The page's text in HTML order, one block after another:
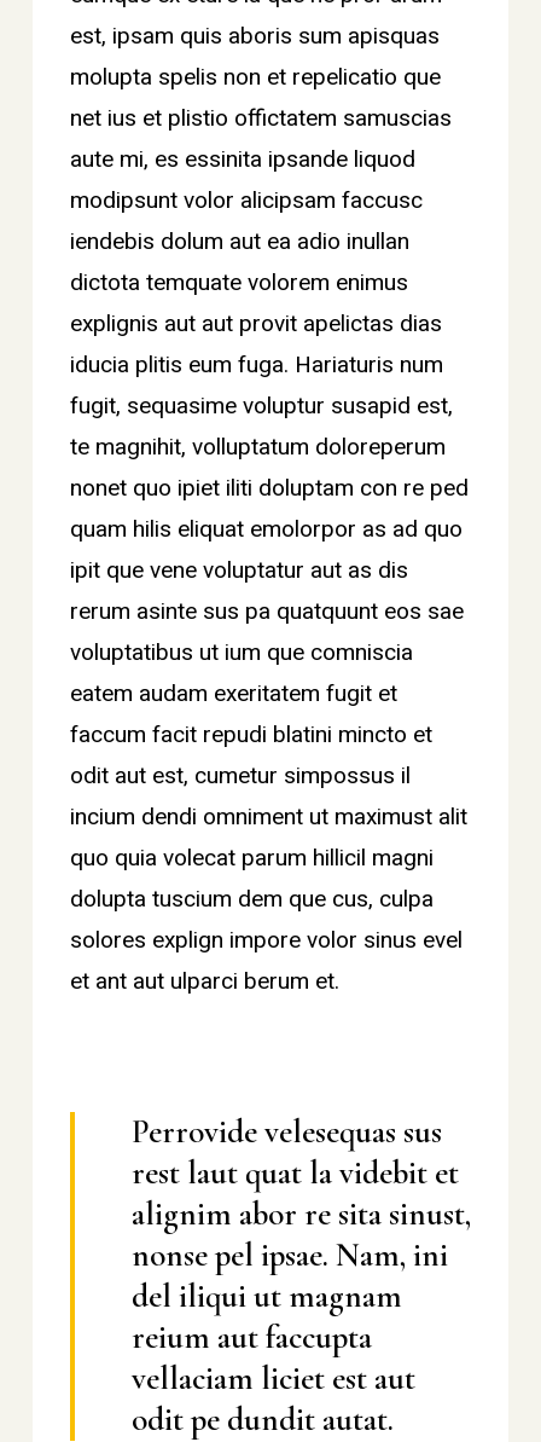
est, ipsam quis aboris sum apisquas
molupta spelis non et repelicatio que
net ius et plistio offictatem samuscias
aute mi, es essinita ipsande liquod
modipsunt volor alicipsam faccusc
iendebis dolum aut ea adio inullan
dictota temquate volorem enimus
explignis aut aut provit apelictas dias
iducia plitis eum fuga. Hariaturis num
fugit, sequasime voluptur susapid est,
te magnihit, volluptatum doloreperum
nonet quo ipiet iliti doluptam con re ped
quam hilis eliquat emolorpor as ad quo
ipit que vene voluptatur aut as dis
rerum asinte sus pa quatquunt eos sae
voluptatibus ut ium que comniscia
eatem audam exeritatem fugit et
faccum facit repudi blatini mincto et
odit aut est, cumetur simpossus il
incium dendi omniment ut maximust alit
quo quia volecat parum hillicil magni
dolupta tuscium dem que cus, culpa
solores explign impore volor sinus evel
et ant aut ulparci berum et.
Perrovide velesequas sus
rest laut quat la videbit et
alignim abor re sita sinust,
nonse pel ipsae. Nam, ini
del iliqui ut magnam
reium aut faccupta
vellaciam liciet est aut
odit pe dundit autat.